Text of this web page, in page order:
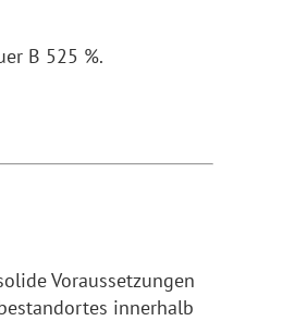
B 525 %.
Voraussetzungen
innerhalb